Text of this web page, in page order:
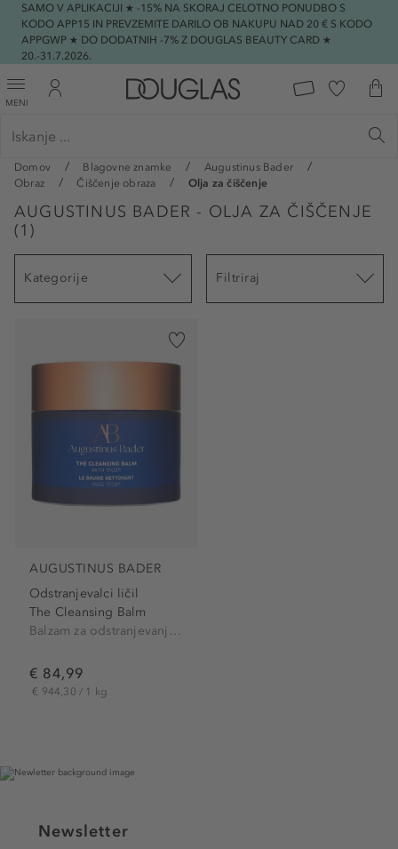
SAMO V APLIKACIJI ★ -15% NA SKORAJ CELOTNO PONUDBO S
KODO APP15 IN PREVZEMITE DARILO OB NAKUPU NAD 20 € S KODO
APPGWP ★ DO DODATNIH -7% Z DOUGLAS BEAUTY CARD ★
20.-31.7.2026.
MENI
Domov Blagovne znamke
Augustinus Bader
Obraz
Čiščenje obraza Olja za čiščenje
AUGUSTINUS BADER - OLJA ZA ČIŠČENJE
(1 )
Kategorije Filtriraj
AUGUSTINUS BADER
Odstranjevalci ličil
The Cleansing Balm
Balzam za odstranjevanje ličil
€ 84,99
€ 944,30 / 1 kg
Newsletter